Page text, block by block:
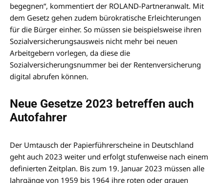
begegnen“, kommentiert der ROLAND-Partneranwalt. Mit
dem Gesetz gehen zudem bürokratische Erleichterungen
für die Bürger einher. So müssen sie beispielsweise ihren
Sozialversicherungsausweis nicht mehr bei neuen
Arbeitgebern vorlegen, da diese die
Sozialversicherungsnummer bei der Rentenversicherung
digital abrufen können.
Neue Gesetze 2023 betreffen auch
Autofahrer
Der Umtausch der Papierführerscheine in Deutschland
geht auch 2023 weiter und erfolgt stufenweise nach einem
definierten Zeitplan. Bis zum 19. Januar 2023 müssen alle
Jahrgänge von 1959 bis 1964 ihre roten oder grauen